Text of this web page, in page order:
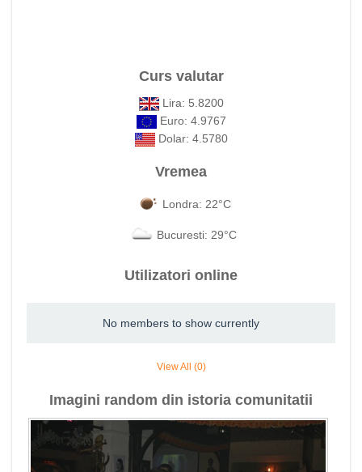
Curs valutar
Lira: 5.8200
Euro: 4.9767
Dolar: 4.5780
Vremea
Londra: 22°C
Bucuresti: 29°C
Utilizatori online
No members to show currently
View All (0)
Imagini random din istoria comunitatii